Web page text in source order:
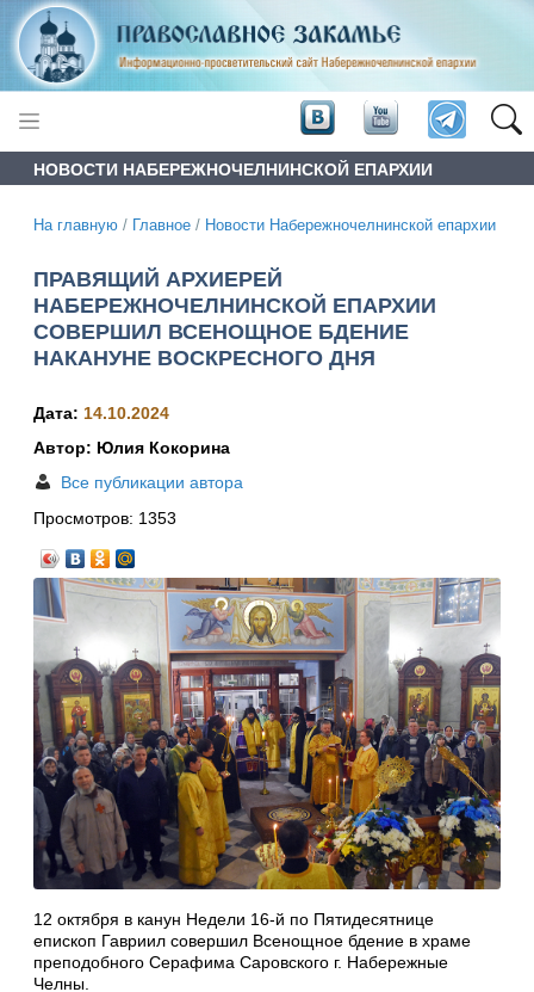
НОВОСТИ НАБЕРЕЖНОЧЕЛНИНСКОЙ ЕПАРХИИ
На главную / Главное / Новости Набережночелнинской епархии
ПРАВЯЩИЙ АРХИЕРЕЙ
НАБЕРЕЖНОЧЕЛНИНСКОЙ ЕПАРХИИ
СОВЕРШИЛ ВСЕНОЩНОЕ БДЕНИЕ
НАКАНУНЕ ВОСКРЕСНОГО ДНЯ
Дата: 14.10.2024
Автор: Юлия Кокорина
Все публикации автора
Просмотров: 1353
12 октября в канун Недели 16-й по Пятидесятнице
епископ Гавриил совершил Всенощное бдение в храме
преподобного Серафима Саровского г. Набережные
Челны.